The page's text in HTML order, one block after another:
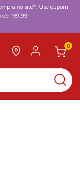
no site*. Use cupom
de 199,99
0